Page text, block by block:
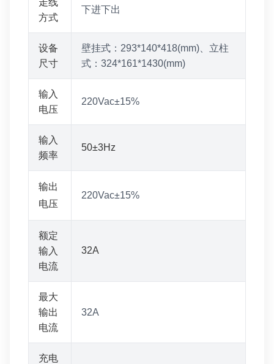
方式
下进下出
设备
尺寸
壁挂式：293*140*418(mm)、立柱
式：324*161*1430(mm)
输入
电压
220Vac±15%
输入
频率
50±3Hz
输出
电压
220Vac±15%
额定
输入
电流
32A
最大
输出
电流
32A
充电